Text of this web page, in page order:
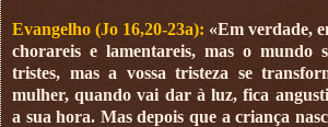
Evangelho (Jo 16,20-23a): «Em verdade,
chorareis e lamentareis, mas o mundo
tristes, mas a vossa tristeza se
mulher, quando vai dar à luz, fica
a sua hora. Mas depois que a criança